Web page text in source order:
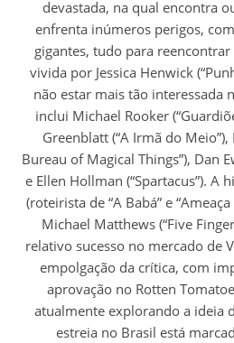
devastada, na qual encontra
enfrenta inúmeros perigos,
gigantes, tudo para
vivida por Jessica Henwick
não estar mais tão interessada
inclui Michael Rooker
Greenblatt (“A Irmã do
Bureau of Magical Things”), Dan
e Ellen Hollman (“Spartacus”). A
(roteirista de “A Babá” e
Michael Matthews (“Five
relativo sucesso no mercado de
empolgação da crítica, com
aprovação no Rotten
atualmente explorando a ideia
estreia no Brasil está